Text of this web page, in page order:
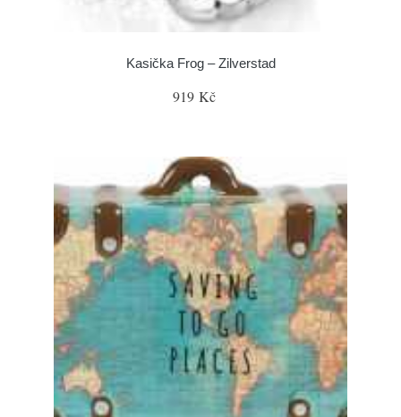
Kasička Frog – Zilverstad
919 Kč